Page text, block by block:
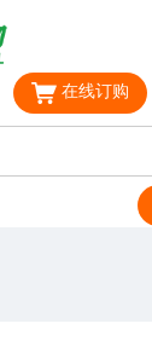
在线订购